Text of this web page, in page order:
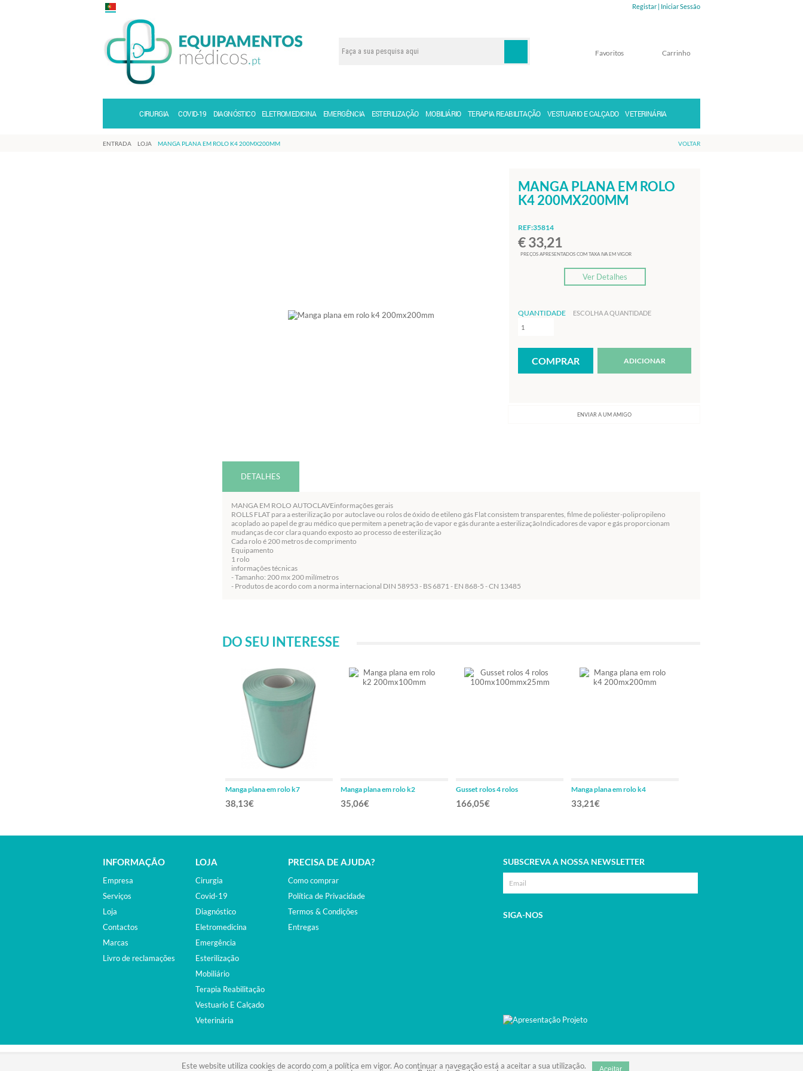
Registar | Iniciar Sessão
Carrinho
Favoritos
CIRURGIA COVID-19 DIAGNÓSTICO ELETROMEDICINA EMERGÊNCIA ESTERILIZAÇÃO MOBILIÁRIO TERAPIA REABILITAÇÃO VESTUARIO E CALÇADO VETERINÁRIA
Este website utiliza cookies de acordo com a política em vigor. Ao continuar a navegação está a aceitar a sua utilização.
ENTRADA LOJA MANGA PLANA EM ROLO K4 200MX200MM VOLTAR
MANGA PLANA EM ROLO
K4 200MX200MM
REF:35814
€ 33,21
PREÇOS APRESENTADOS COM TAXA IVA EM VIGOR
Ver Detalhes
QUANTIDADE ESCOLHA A QUANTIDADE
ADICIONAR
ENVIAR A UM AMIGO
DETALHES
MANGA EM ROLO AUTOCLAVEinformações gerais
ROLLS FLAT para a esterilização por autoclave ou rolos de óxido de etileno gás Flat consistem transparentes, filme de poliéster-polipropileno
acoplado ao papel de grau médico que permitem a penetração de vapor e gás durante a esterilizaçãoIndicadores de vapor e gás proporcionam
mudanças de cor clara quando exposto ao processo de esterilização
Cada rolo é 200 metros de comprimento
Equipamento
1 rolo
informações técnicas
- Tamanho: 200 mx 200 milímetros
- Produtos de acordo com a norma internacional DIN 58953 - BS 6871 - EN 868-5 - CN 13485
DO SEU INTERESSE
Manga plana em rolo k7
38,13€
Manga plana em rolo k2
35,06€
Gusset rolos 4 rolos
166,05€
Manga plana em rolo k4
33,21€
INFORMAÇÃO
Empresa
Serviços
Loja
Contactos
Marcas
Livro de reclamações
LOJA
Cirurgia
Covid-19
Diagnóstico
Eletromedicina
Emergência
Esterilização
Mobiliário
Terapia Reabilitação
Vestuario E Calçado
Veterinária
PRECISA DE AJUDA?
Como comprar
Política de Privacidade
Termos & Condições
Entregas
SUBSCREVA A NOSSA NEWSLETTER
SIGA-NOS